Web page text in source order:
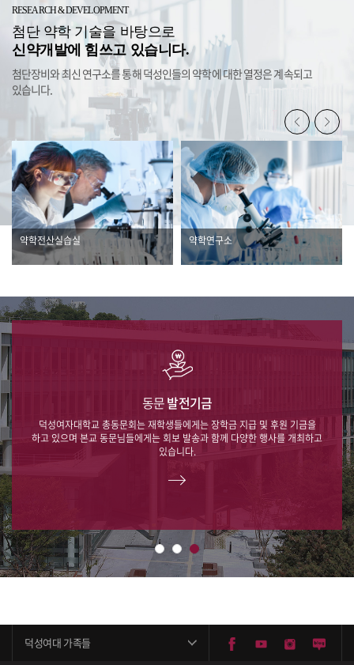
RESEARCH & DEVELOPMENT
첨단 약학 기술을 바탕으로
신약개발에 힘쓰고 있습니다.
첨단장비와 최신 연구소를 통해 덕성인들의 약학에 대한 열정은 계속되고
있습니다.
약학전산실습실 약학연구소
임상약학교육및 실무실습
덕성여자대학교 약학대학 임상약학교육은 환자중심 질병관리를 위하여
문제해결능력과 융합적 사고력을 갖추고국민건강증진에 기여할 수 있는
보건의료인재를 양성함에 초점을 두고 실무실습교육을 운영하고 있습니다.
장학제도
덕성여자대학교에서는 학업성적이 우수한 학생 및 경제적 사정으로 학비
마련이 어려운 학생들에게 장학금을 지급함으로써 학업에 전념하여 국제화
· 다원화 시대에 선구적 역할을 담당할 여성인력 양성을 위해 장학제도를
동문발전기금
덕성여자대학교 총동문회는 재학생들에게는 장학금 지급 및 후원 기금을
하고 있으며 본교 동문님들에게는 회보 발송과 함께 다양한 행사를 개최하고
있습니다.
덕성여대 가족들